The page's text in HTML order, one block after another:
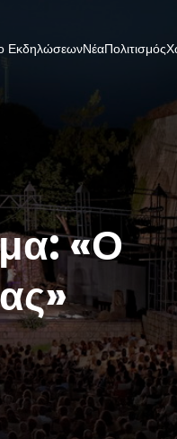
ΕκδηλώσεωνΝέαΠολιτισμός
«Ο